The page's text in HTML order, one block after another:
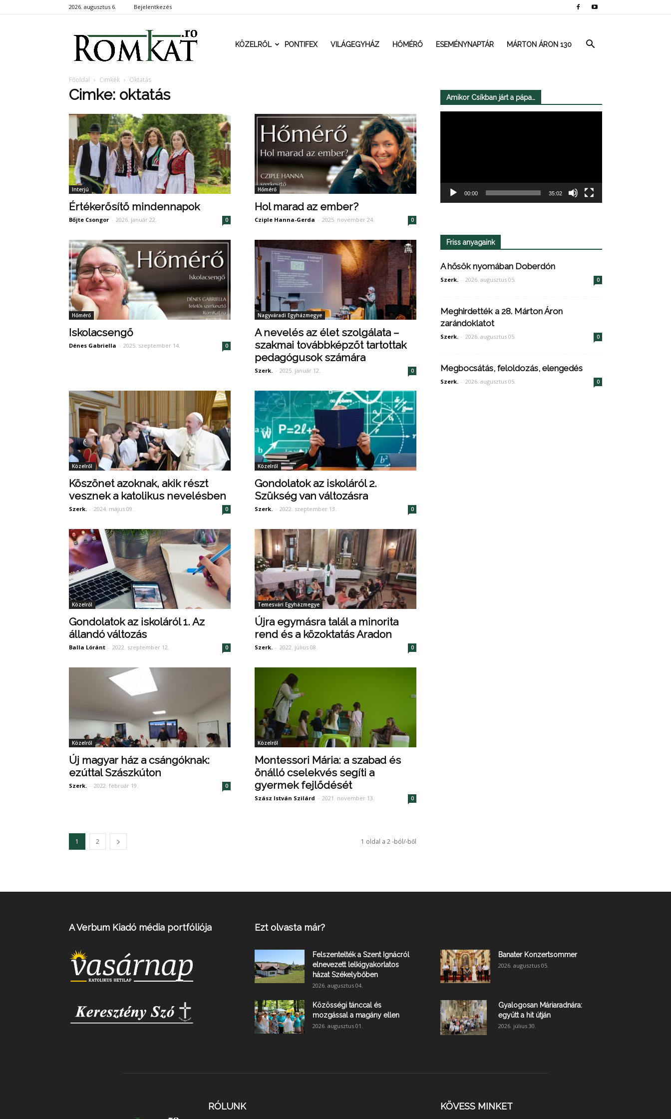
2026. augusztus 6. Bejelentkezés
RomKat.roKÖZELRŐL PONTIFEX VILÁGEGYHÁZ HŐMÉRŐ ESEMÉNYNAPTÁR MÁRTON ÁRON 130
Főoldal Cimkék Oktatás
Cimke: oktatás
Interjú
Értékerősítő mindennapok
Bőjte Csongor - 2026. január 22. 0
Hőmérő
Hol marad az ember?
Cziple Hanna-Gerda - 2025. november 24. 0
Hőmérő
Iskolacsengő
Dénes Gabriella - 2025. szeptember 14. 0
Nagyváradi Egyházmegye
A nevelés az élet szolgálata –
szakmai továbbképzőt tartottak
pedagógusok számára
Szerk. - 2025. január 12. 0
Közelről
Köszönet azoknak, akik részt
vesznek a katolikus nevelésben
Szerk. - 2024. május 09. 0
Közelről
Gondolatok az iskoláról 2.
Szükség van változásra
Szerk. - 2022. szeptember 13. 0
Közelről
Gondolatok az iskoláról 1. Az
állandó változás
Balla Lóránt - 2022. szeptember 12. 0
Temesvári Egyházmegye
Újra egymásra talál a minorita
rend és a közoktatás Aradon
Szerk. - 2022. július 08. 0
Közelről
Új magyar ház a csángóknak:
ezúttal Szászkúton
Szerk. - 2022. február 19. 0
Közelről
Montessori Mária: a szabad és
önálló cselekvés segíti a
gyermek fejlődését
Szász István Szilárd - 2021. november 13. 0
1 2 1 oldal a 2 -ból/-ből
Amikor Csíkban járt a pápa…
00:00 35:02
Friss anyagaink
A hősök nyomában Doberdón
Szerk. - 2026. augusztus 05. 0
Meghirdették a 28. Márton Áron
zarándoklatot
Szerk. - 2026. augusztus 05. 0
Megbocsátás, feloldozás, elengedés
Szerk. - 2026. augusztus 05. 0
A Verbum Kiadó média portfóliója Ezt olvasta már?
Felszentelték a Szent Ignácról
elnevezett lelkigyakorlatos
házat Székelybőben
2026. augusztus 04.
Banater Konzertsommer
2026. augusztus 05.
Közösségi tánccal és
mozgással a magány ellen
2026. augusztus 01.
Gyalogosan Máriaradnára:
együtt a hit útján
2026. július 30.
RÓLUNK KÖVESS MINKET